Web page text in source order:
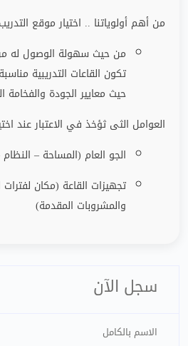
من أهم أولوياتنا .. اختيار موقع التدريب
من حيث سهولة الوصول له
تكون القاعات التدريبية
حيث معايير الجودة
العوامل الثى ثؤخذ في الاعتبار عند
الجو العام (المساحة –
تجهيزات القاعة (مكان لفترات
والمشروبات المقدمة)
سجل الآن
الاسم بالكامل